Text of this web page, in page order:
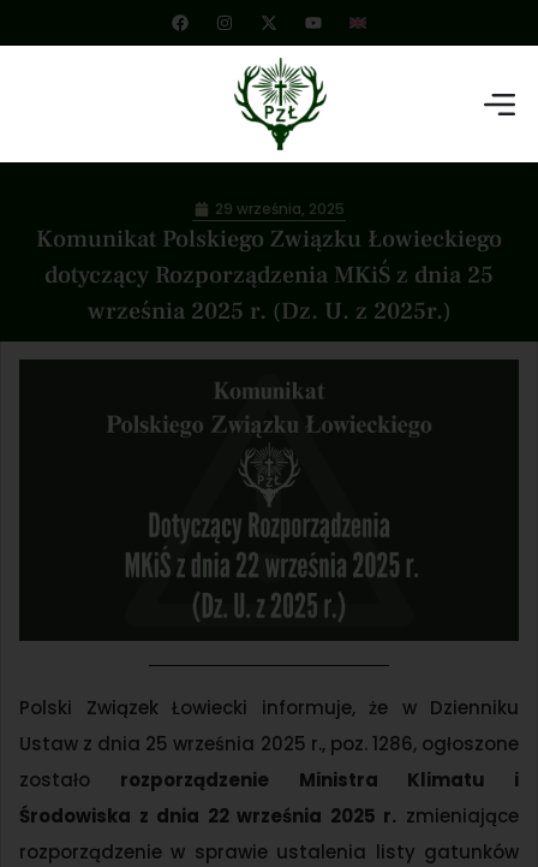
Komunikat Polskiego Związku Łowieckiego
dotyczący Rozporządzenia MKiŚ z dnia 25
września 2025 r. (Dz. U. z 2025r.)
29 września, 2025
Polski Związek Łowiecki informuje, że w Dzienniku
Ustaw z dnia 25 września 2025 r., poz. 1286, ogłoszone
zostało rozporządzenie Ministra Klimatu i
Środowiska z dnia 22 września 2025 r. zmieniające
rozporządzenie w sprawie ustalenia listy gatunków